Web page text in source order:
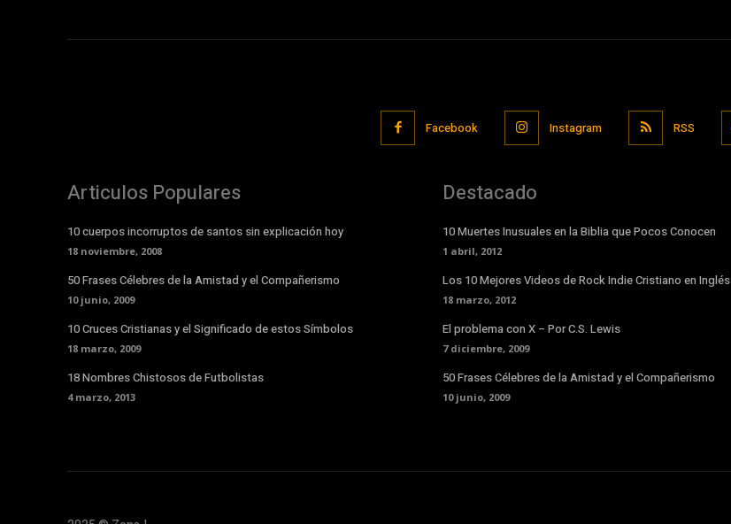
Facebook Instagram RSS
Articulos Populares
10 cuerpos incorruptos de santos sin explicación hoy
18 noviembre, 2008
50 Frases Célebres de la Amistad y el Compañerismo
10 junio, 2009
10 Cruces Cristianas y el Significado de estos Símbolos
18 marzo, 2009
18 Nombres Chistosos de Futbolistas
4 marzo, 2013
Destacado
10 Muertes Inusuales en la Biblia que Pocos Conocen
1 abril, 2012
Los 10 Mejores Videos de Rock Indie Cristiano en Inglés
18 marzo, 2012
El problema con X – Por C.S. Lewis
7 diciembre, 2009
50 Frases Célebres de la Amistad y el Compañerismo
10 junio, 2009